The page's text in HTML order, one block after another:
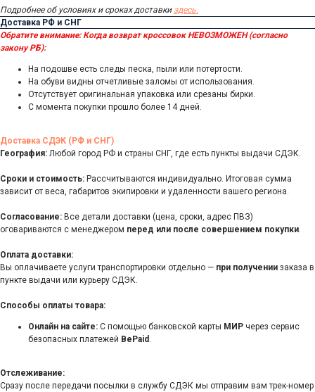
Подробнее об условиях и сроках доставки здесь.
Доставка РФ и СНГ
Обратите внимание: Когда возврат кроссовок НЕВОЗМОЖЕН (согласно
закону РБ):
На подошве есть следы песка, пыли или потертости.
На обуви видны отчетливые заломы от использования.
Отсутствует оригинальная упаковка или срезаны бирки.
С момента покупки прошло более 14 дней.
Доставка СДЭК (РФ и СНГ)
География: Любой город РФ и страны СНГ, где есть пункты выдачи СДЭК.
Сроки и стоимость: Рассчитываются индивидуально. Итоговая сумма
зависит от веса, габаритов экипировки и удаленности вашего региона.
Согласование: Все детали доставки (цена, сроки, адрес ПВЗ)
оговариваются с менеджером перед или после совершением покупки
Оплата доставки:
Вы оплачиваете услуги транспортировки отдельно — при получении заказа в
пункте выдачи или курьеру СДЭК.
Способы оплаты товара:
Онлайн на сайте: С помощью банковской карты МИР через сервис
безопасных платежей BePaid
Отслеживание:
Сразу после передачи посылки в службу СДЭК мы отправим вам трек-номер